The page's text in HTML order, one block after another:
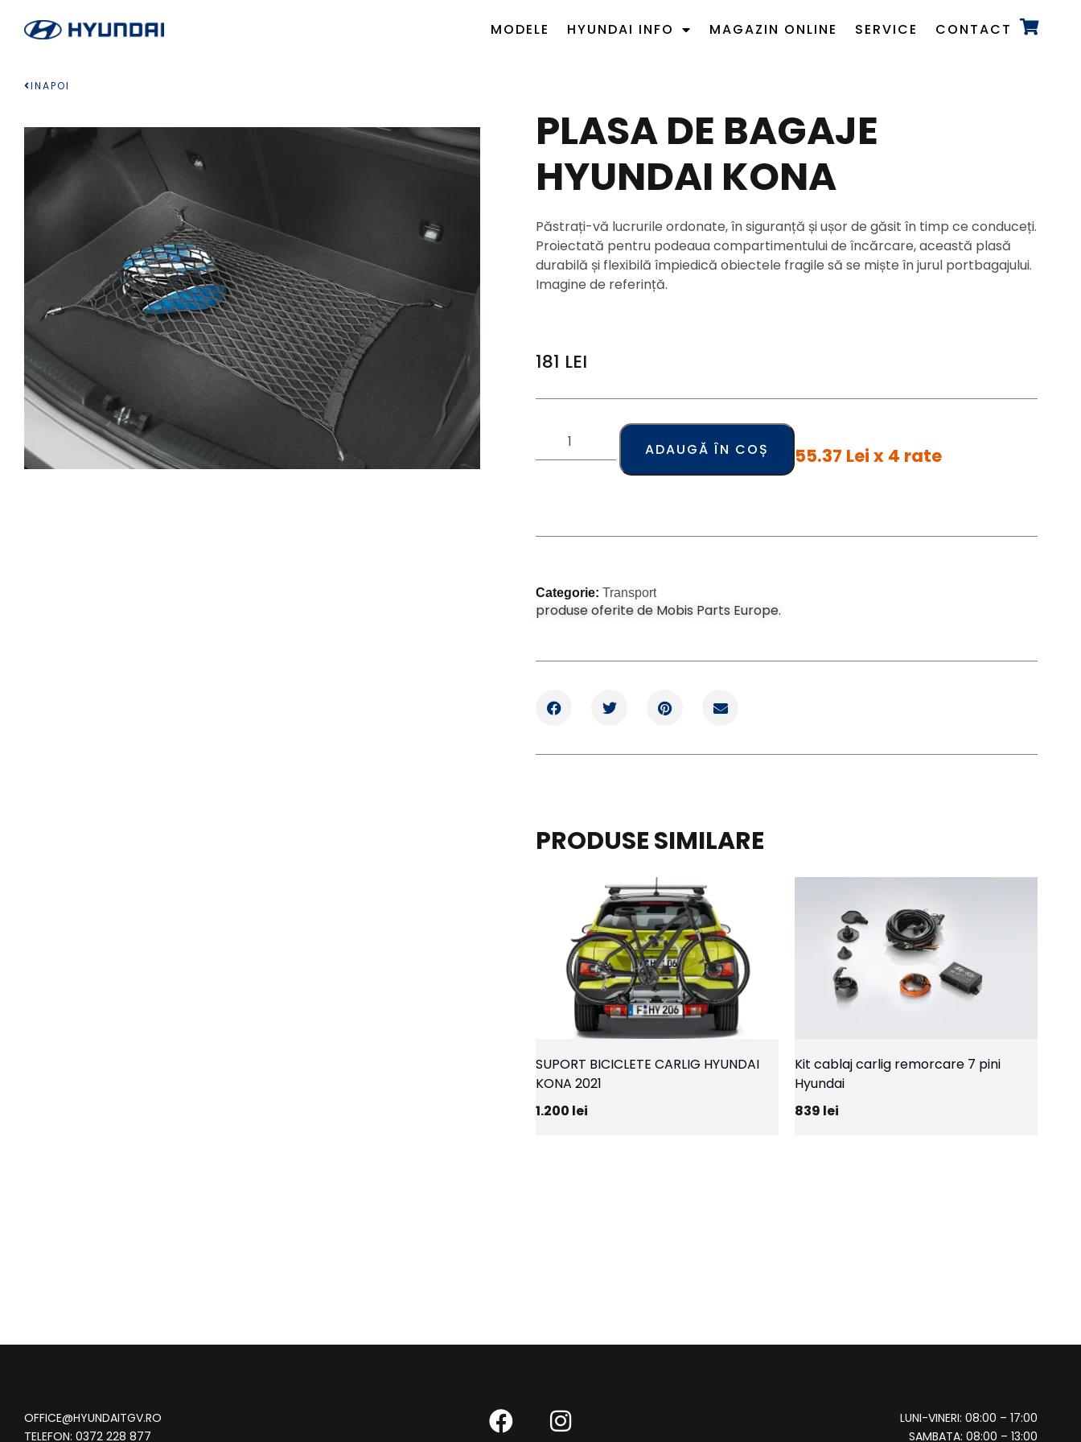
MODELE HYUNDAI INFO MAGAZIN ONLINE SERVICE CONTACT
INAPOI
PLASA DE BAGAJE
HYUNDAI KONA
Păstrați-vă lucrurile ordonate, în siguranță și ușor de găsit în timp ce conduceți.
Proiectată pentru podeaua compartimentului de încărcare, această plasă
durabilă și flexibilă împiedică obiectele fragile să se miște în jurul portbagajului.
Imagine de referință.
181 LEI
ADAUGĂ ÎN COȘ 55.37 Lei x 4 rate
Categorie: Transport
produse oferite de Mobis Parts Europe.
PRODUSE SIMILARE
SUPORT BICICLETE CARLIG HYUNDAI
KONA 2021
1.200 lei
Kit cablaj carlig remorcare 7 pini
Hyundai
839 lei
OFFICE@HYUNDAITGV.RO
TELEFON: 0372 228 877
LUNI-VINERI: 08:00 – 17:00
SAMBATA: 08:00 – 13:00